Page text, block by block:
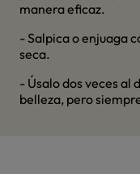
manera eficaz.
- Salpica o enjuaga
seca.
- Úsalo dos veces al
belleza, pero